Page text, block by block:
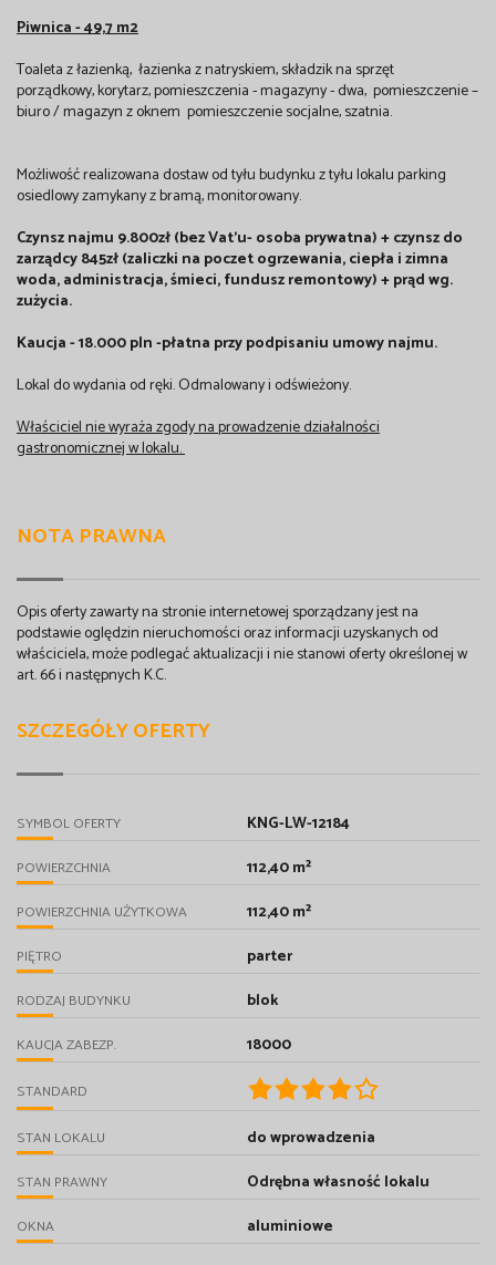
Piwnica- 49,7 m2
Toaleta z łazienką, łazienka z natryskiem, składzik na sprzęt
porządkowy, korytarz, pomieszczenia - magazyny - dwa, pomieszczenie –
biuro / magazyn z oknem pomieszczenie socjalne, szatnia.
Możliwość realizowana dostaw od tyłu budynku z tyłu lokalu parking
osiedlowy zamykany z bramą, monitorowany.
Czynsz najmu 9.800zł (bez Vat'u- osoba prywatna) + czynsz do
zarządcy 845zł (zaliczki na poczet ogrzewania, ciepła i zimna
woda, administracja, śmieci, fundusz remontowy) + prąd wg.
zużycia.
Kaucja - 18.000 pln -płatna przy podpisaniu umowy najmu.
Lokal do wydania od ręki. Odmalowany i odświeżony.
Właściciel nie wyraża zgody na prowadzenie działalności
gastronomicznej w lokalu.
NOTA PRAWNA
Opis oferty zawarty na stronie internetowej sporządzany jest na
podstawie oględzin nieruchomości oraz informacji uzyskanych od
właściciela, może podlegać aktualizacji i nie stanowi oferty określonej w
art. 66 i następnych K.C.
SZCZEGÓŁY OFERTY
SYMBOL OFERTY KNG-LW-12184
POWIERZCHNIA 112,40 m²
POWIERZCHNIA UŻYTKOWA 112,40 m²
PIĘTRO parter
RODZAJ BUDYNKU blok
KAUCJA ZABEZP. 18000
STANDARD
STAN LOKALU do wprowadzenia
STAN PRAWNY Odrębna własność lokalu
OKNA aluminiowe